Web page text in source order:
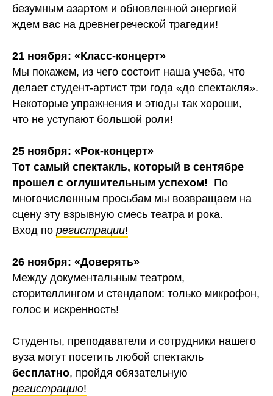
безумным азартом и обновленной энергией
ждем вас на древнегреческой трагедии!
21 ноября: «Класс-концерт»
Мы покажем, из чего состоит наша учеба, что
делает студент-артист три года «до спектакля».
Некоторые упражнения и этюды так хороши,
что не уступают большой роли!
25 ноября: «Рок-концерт»
Тот самый спектакль, который в сентябре
прошел с оглушительным успехом! По
многочисленным просьбам мы возвращаем на
сцену эту взрывную смесь театра и рока.
Вход по регистрации!
26 ноября: «Доверять»
Между документальным театром,
сторителлингом и стендапом: только микрофон,
голос и искренность!
Студенты, преподаватели и сотрудники нашего
вуза могут посетить любой спектакль
бесплатно, пройдя обязательную
регистрацию!